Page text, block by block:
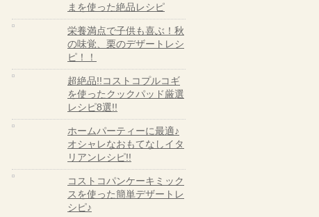
まを使った絶品レシピ
栄養満点で子供も喜ぶ！秋
の味覚、栗のデザートレシ
ピ！！
超絶品!!コストコプルコギ
を使ったクックパッド厳選
レシピ8選!!
ホームパーティーに最適♪
オシャレなおもてなしイタ
リアンレシピ!!
コストコパンケーキミック
スを使った簡単デザートレ
シピ♪